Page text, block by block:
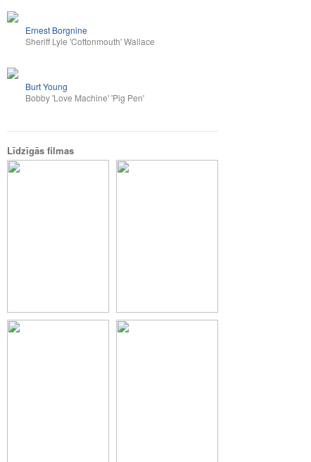
Ernest Borgnine
Sheriff Lyle 'Cottonmouth' Wallace
Burt Young
Bobby 'Love Machine' 'Pig Pen'
Līdzīgās filmas